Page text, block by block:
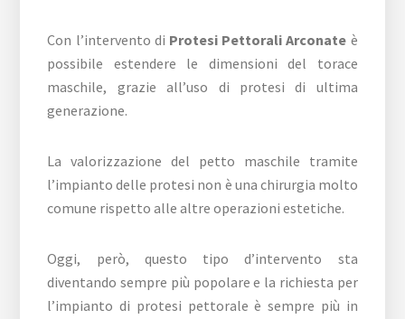
Con l’intervento di Protesi Pettorali Arconate è
possibile estendere le dimensioni del torace
maschile, grazie all’uso di protesi di ultima
generazione.
La valorizzazione del petto maschile tramite
l’impianto delle protesi non è una chirurgia molto
comune rispetto alle altre operazioni estetiche.
Oggi, però, questo tipo d’intervento sta
diventando sempre più popolare e la richiesta per
l’impianto di protesi pettorale è sempre più in